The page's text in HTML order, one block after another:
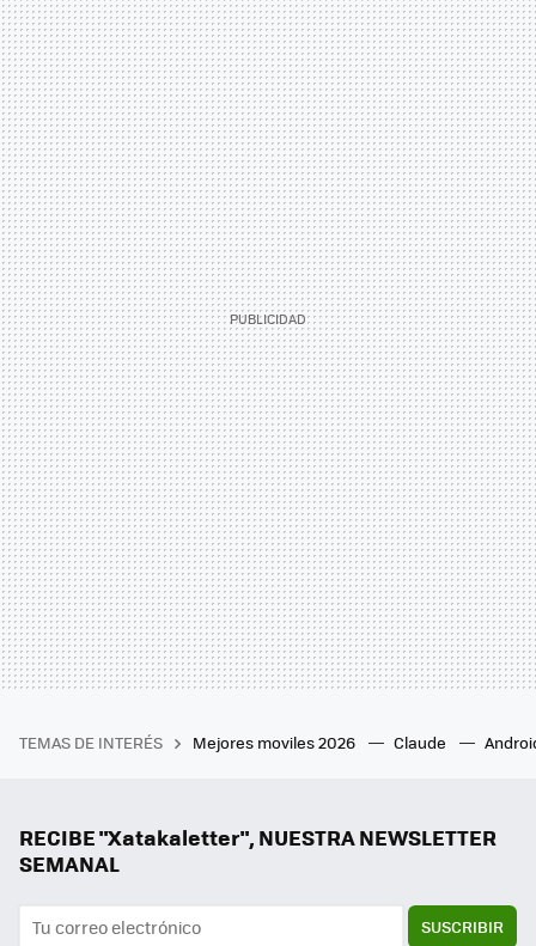
TEMAS DE INTERÉS Mejores moviles 2026 Claude
RECIBE "Xatakaletter", NUESTRA NEWSLETTER
SEMANAL
SUSCRIBIR